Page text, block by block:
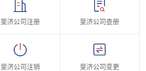
斐济公司注册 斐济公司查册
斐济公司注销 斐济公司变更